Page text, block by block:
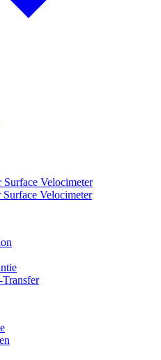
Velocimeter
Velocimeter